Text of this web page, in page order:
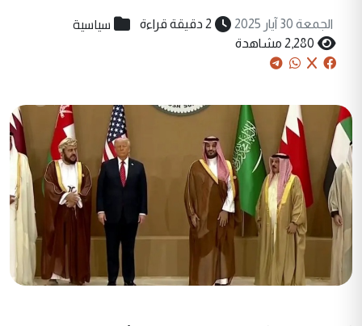
الجمعة 30 آيار 2025 2 دقيقة قراءة سياسية
2,280 مشاهدة